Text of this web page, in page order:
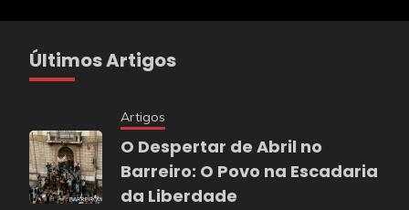
Últimos Artigos
Artigos
O Despertar de Abril no
Barreiro: O Povo na Escadaria
da Liberdade